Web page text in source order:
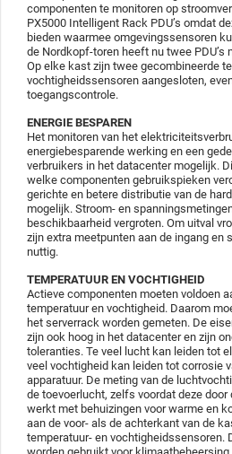
componenten te monitoren op
PX5000 Intelligent Rack PDU’s omdat
bieden waarmee omgevingssensoren
de Nordkopf-toren heeft nu twee
Op elke kast zijn twee gecombineerde
vochtigheidssensoren aangesloten,
toegangscontrole.
ENERGIE BESPAREN
Het monitoren van het
energiebesparende werking en een
verbruikers in het datacenter mogelijk.
welke componenten gebruikspieken
gerichte en betere distributie van de
mogelijk. Stroom- en
beschikbaarheid vergroten. Om uitval
zijn extra meetpunten aan de ingang en
nuttig.
TEMPERATUUR EN VOCHTIGHEID
Actieve componenten moeten voldoen
temperatuur en vochtigheid. Daarom
het serverrack worden gemeten. De
zijn ook hoog in het datacenter en zijn
toleranties. Te veel lucht kan leiden tot
veel vochtigheid kan leiden tot corrosie
apparatuur. De meting van de
de toevoerlucht, zelfs voordat deze
werkt met behuizingen voor warme en
aan de voor- als de achterkant van de
temperatuur- en vochtigheidssensoren.